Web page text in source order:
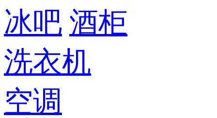
冰吧 酒柜
洗衣机
空调